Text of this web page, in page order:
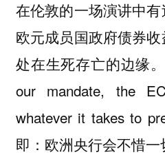
在伦敦的一场演讲中有
欧元成员国政府债券
处在生死存亡的边缘
our mandate, the
whatever it takes to
即：欧洲央行会不惜一